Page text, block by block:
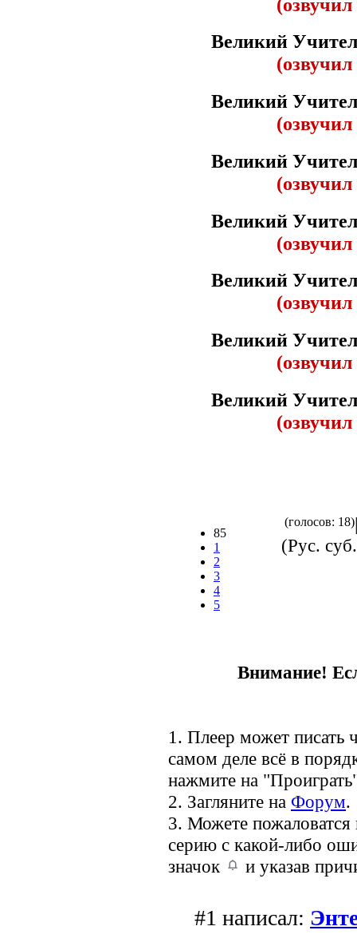
Великий
Великий
Великий
Великий
Великий
Великий
Великий
85
1
2
3
4
5
(голосов: 18)
(Рус.
Внимание!
1. Плеер может писать
самом деле всё в
нажмите на
2. Загляните на Форум.
3. Можете
серию с какой-либо
значок
и указав
#1 написал: